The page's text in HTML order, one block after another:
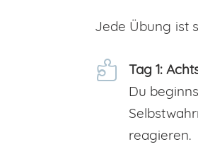
Jede Übung ist

Tag 1:
Du
reagieren.